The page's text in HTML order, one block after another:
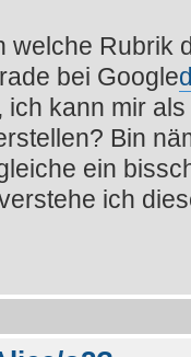
welche Rubrik
bei Google
kann mir
Bin
ein
ich